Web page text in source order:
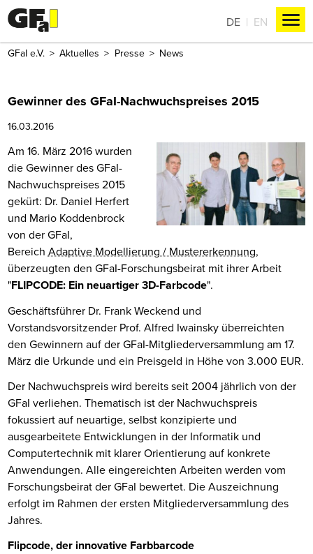
DE EN
GFaI e.V. Aktuelles Presse News
Gewinner des GFaI-Nachwuchspreises 2015
16.03.2016
Am 16. März 2016 wurden
die Gewinner des GFaI-
Nachwuchspreises 2015
gekürt: Dr. Daniel Herfert
und Mario Koddenbrock
von der GFaI,
Bereich Adaptive Modellierung / Mustererkennung,
überzeugten den GFaI-Forschungsbeirat mit ihrer Arbeit
"FLIPCODE: Ein neuartiger 3D-Farbcode".
Geschäftsführer Dr. Frank Weckend und
Vorstandsvorsitzender Prof. Alfred Iwainsky überreichten
den Gewinnern auf der GFaI-Mitgliederversammlung am 17.
März die Urkunde und ein Preisgeld in Höhe von 3.000 EUR.
Der Nachwuchspreis wird bereits seit 2004 jährlich von der
GFaI verliehen. Thematisch ist der Nachwuchspreis
fokussiert auf neuartige, selbst konzipierte und
ausgearbeitete Entwicklungen in der Informatik und
Computertechnik mit klarer Orientierung auf konkrete
Anwendungen. Alle eingereichten Arbeiten werden vom
Forschungsbeirat der GFaI bewertet. Die Auszeichnung
erfolgt im Rahmen der ersten Mitgliederversammlung des
Jahres.
Flipcode, der innovative Farbbarcode